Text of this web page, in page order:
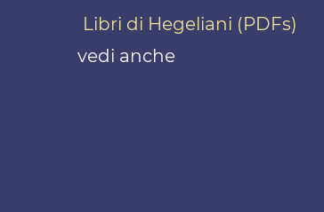
Libri di Hegeliani (PDFs)
vedi anche